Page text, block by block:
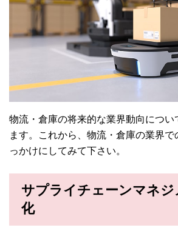
物流・倉庫の将来的な業界動向につい
ます。これから、物流・倉庫の業界で
っかけにしてみて下さい。
サプライチェーンマネ
化